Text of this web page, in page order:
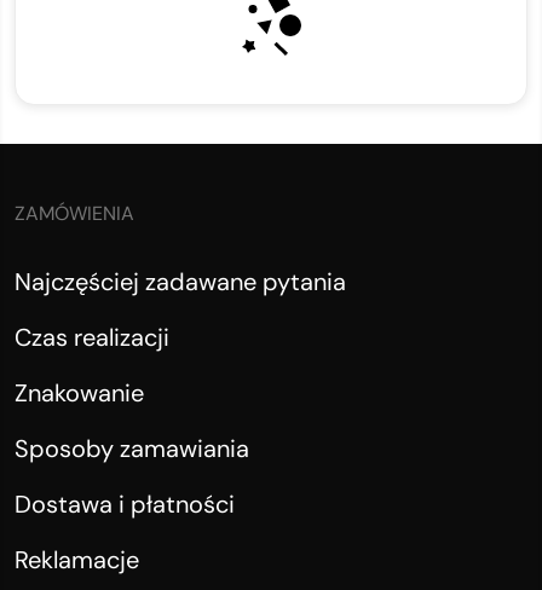
ZAMÓWIENIA
Najczęściej zadawane pytania
Czas realizacji
Znakowanie
Sposoby zamawiania
Dostawa i płatności
Reklamacje